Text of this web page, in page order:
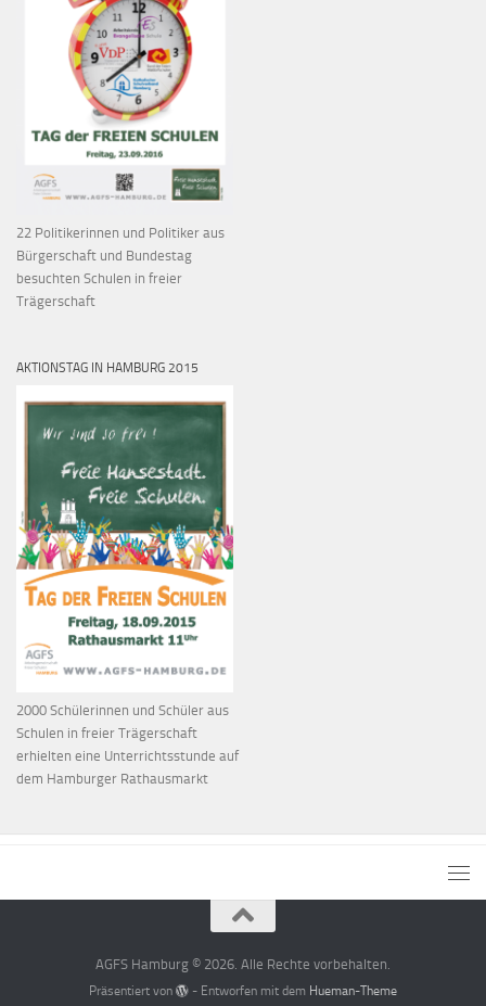
22 Politikerinnen und Politiker aus
Bürgerschaft und Bundestag
besuchten Schulen in freier
Trägerschaft
AKTIONSTAG IN HAMBURG 2015
2000 Schülerinnen und Schüler aus
Schulen in freier Trägerschaft
erhielten eine Unterrichtsstunde auf
dem Hamburger Rathausmarkt
AGFS Hamburg © 2026. Alle Rechte vorbehalten.
Präsentiert von - Entworfen mit dem Hueman-Theme